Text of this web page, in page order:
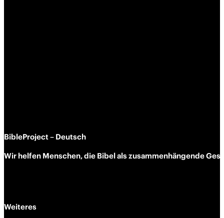
BibleProject – Deutsch
Wir helfen Menschen, die Bibel als zusammen­hängende
Weiteres